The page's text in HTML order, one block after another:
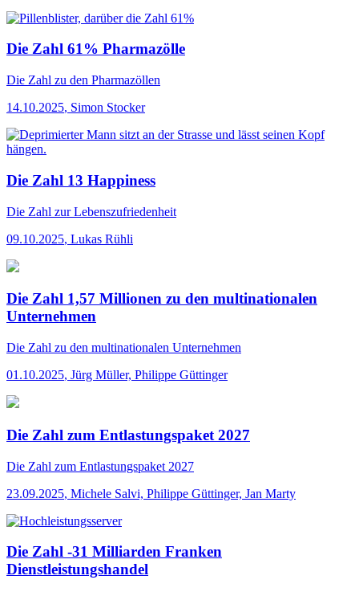
Die Zahl 61% Pharmazölle
Die Zahl zu den Pharmazöllen
14.10.2025, Simon Stocker
Die Zahl 13 Happiness
Die Zahl zur Lebenszufriedenheit
09.10.2025, Lukas Rühli
Die Zahl 1,57 Millionen zu den multinationalen
Unternehmen
Die Zahl zu den multinationalen Unternehmen
01.10.2025, Jürg Müller, Philippe Güttinger
Die Zahl zum Entlastungspaket 2027
Die Zahl zum Entlastungspaket 2027
23.09.2025, Michele Salvi, Philippe Güttinger, Jan Marty
Die Zahl -31 Milliarden Franken
Dienstleistungshandel